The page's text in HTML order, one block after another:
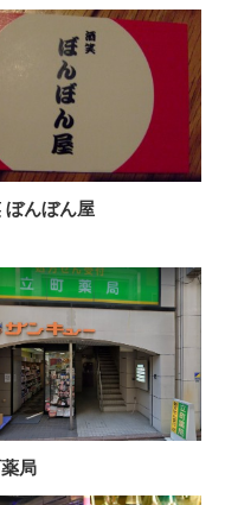
ぼんぼん屋
局